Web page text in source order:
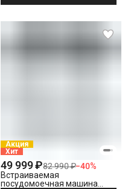
Акция
Хит
49 999 ₽82 990 ₽−40%
Встраиваемая
посудомоечная машина